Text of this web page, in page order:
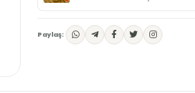
Paylaş: